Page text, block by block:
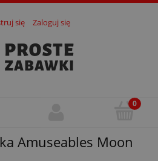
się Zaloguj się
Amuseables Moon